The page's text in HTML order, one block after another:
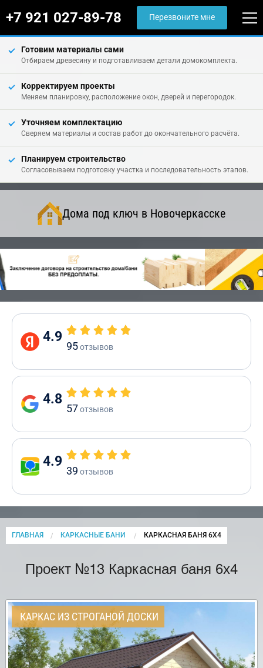
+7 921 027-89-78 Перезвоните мне
Готовим материалы сами
Отбираем древесину и подготавливаем детали домокомплекта.
Корректируем проекты
Меняем планировку, расположение окон, дверей и перегородок.
Уточняем комплектацию
Сверяем материалы и состав работ до окончательного расчёта.
Планируем строительство
Согласовываем подготовку участка и последовательность этапов.
Дома под ключ в Новочеркасске
4.9
95отзывов
4.8
57отзывов
4.9
39 отзывов
ГЛАВНАЯ КАРКАСНЫЕ БАНИ CURRENT:
КАРКАСНАЯ БАНЯ 6Х4
Проект №13 Каркасная баня 6х4
КАРКАС ИЗ СТРОГАНОЙ ДОСКИ